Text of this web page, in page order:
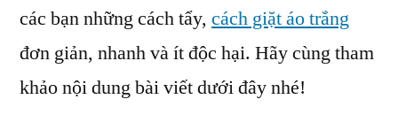
các bạn những cách tẩy, cách giặt áo trắng
đơn giản, nhanh và ít độc hại. Hãy cùng tham
khảo nội dung bài viết dưới đây nhé!